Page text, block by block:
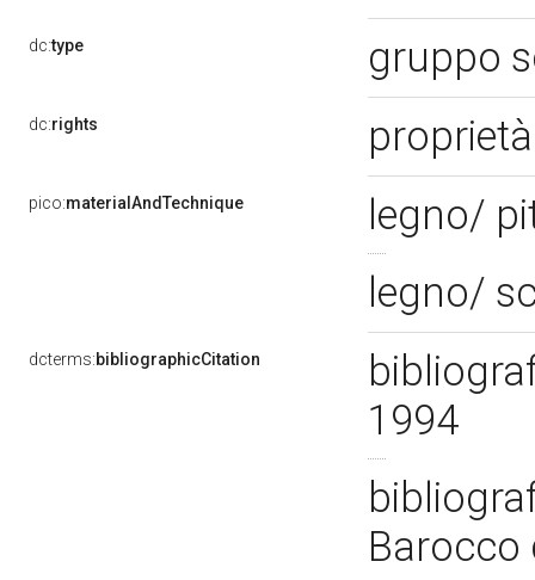
dc:type gruppo
dc:rights
pico:materialAndTechnique
legno/
legno/
dcterms:bibliographicCitation
1994